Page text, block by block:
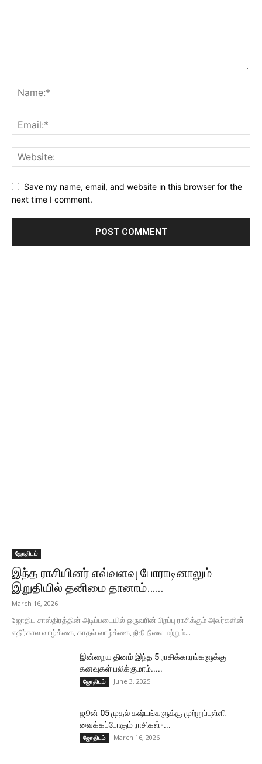
Save my name, email, and website in this browser for the
next time I comment.
ஜோதிடம்
இந்த ராசியினர் எவ்வளவு போராடினாலும்
இறுதியில் தனிமை தானாம்…...
March 16, 2026
ஜோதிட சாஸ்திரத்தின் அடிப்படையில் ஒருவரின் பிறப்பு ராசிக்கும் அவர்களின்
எதிர்கால வாழ்க்கை, காதல் வாழ்க்கை, நிதி நிலை மற்றும்...
இன்றைய தினம் இந்த 5 ராசிக்காரங்களுக்கு
கனவுகள் பலிக்குமாம்.....
ஜோதிடம் June 3, 2025
ஜூன் 05 முதல் கஷ்டங்களுக்கு முற்றுப்புள்ளி
வைக்கப்போகும் ராசிகள்-...
ஜோதிடம் March 16, 2026